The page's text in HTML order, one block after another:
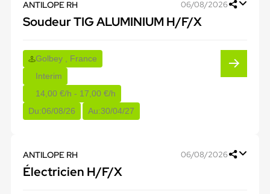
ANTILOPE RH 06/08/2026
Soudeur TIG ALUMINIUM H/F/X
Golbey , France
Interim
14,00 €/h - 17,00 €/h
Du:06/08/26 Au:30/04/27
ANTILOPE RH 06/08/2026
Électricien H/F/X